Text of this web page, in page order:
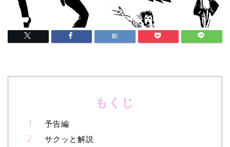
もくじ
予告編
サクッと解説